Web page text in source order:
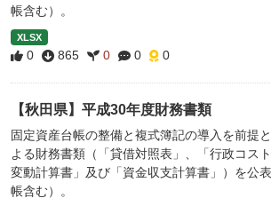
帳含む）。
XLSX
0 865 0 0 0
【秋田県】平成30年度財務書類
固定資産台帳の整備と複式簿記の導入を前提
よる財務書類（「貸借対照表」、「行政コス
変動計算書」及び「資金収支計算書」）を公
帳含む）。